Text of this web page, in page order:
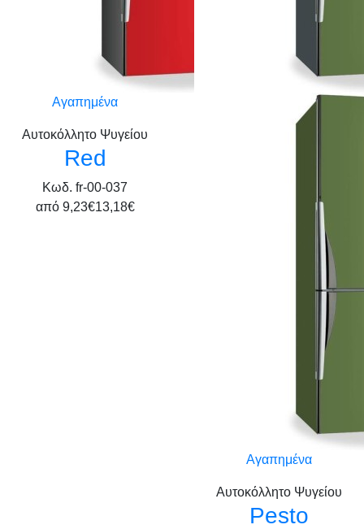
Αγαπημένα
Αυτοκόλλητο Ψυγείου
Red
Κωδ. fr-00-037
από 9,23€13,18€
Αγαπημένα
Αυτοκόλλητο Ψυγείου
Pesto